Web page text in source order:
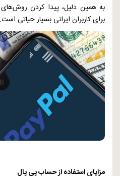
به همین دلیل، پیدا کردن
برای کاربران ایرانی بسیار حیاتی است.
مزایای استفاده از حساب پی پال